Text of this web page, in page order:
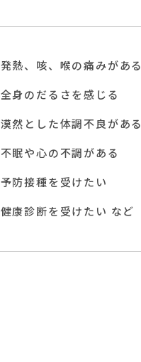
発熱、咳、喉の痛みがある
全身のだるさを感じる
漠然とした体調不良がある
不眠や心の不調がある
予防接種を受けたい
健康診断を受けたい など